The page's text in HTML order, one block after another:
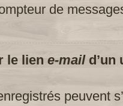
de
le lien e-maild’un
peuvent